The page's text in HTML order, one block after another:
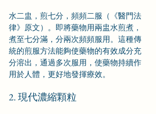
水二盅，煎七分，頻頻二服（《醫門法
律》原文）。即將藥物用兩盅水煎煮，
煮至七分滿，分兩次頻頻服用。這種傳
統的煎服方法能夠使藥物的有效成分充
分溶出，通過多次服用，使藥物持續作
用於人體，更好地發揮療效。
2. 現代濃縮顆粒